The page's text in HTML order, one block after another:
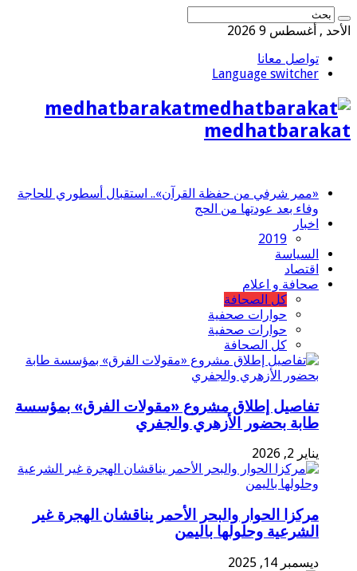
الأحد , أغسطس 9 2026
تواصل معانا
Language switcher
medhatbarakat
medhatbarakat
«ممر شرفي من حفظة القرآن».. استقبال أسطوري للحاجة
وفاء بعد عودتها من الحج
اخبار
2019
السياسة
اقتصاد
صحافة و اعلام
كل الصحافة
حوارات صحفية
حوارات صحفية
كل الصحافة
تفاصيل إطلاق مشروع «مقولات الفرق» بمؤسسة
طابة بحضور الأزهري والجفري
يناير 2, 2026
مركزا الحوار والبحر الأحمر يناقشان الهجرة غير
الشرعية وحلولها باليمن
ديسمبر 14, 2025